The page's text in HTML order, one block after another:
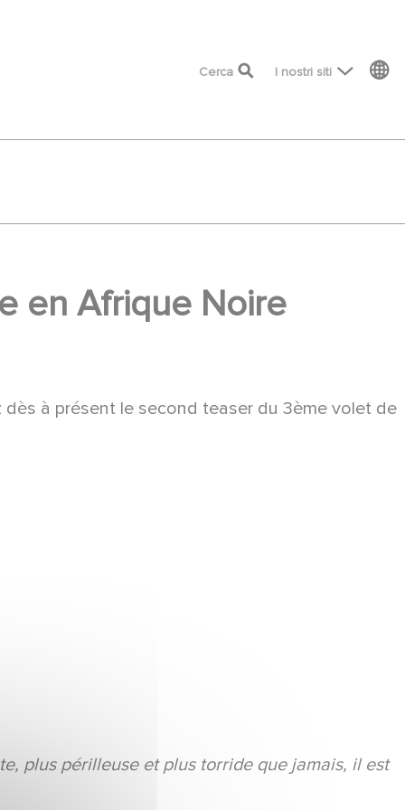
top menu
Cerca I nostri siti
en Afrique Noire
à présent le second teaser du 3ème volet de
plus périlleuse et plus torride que jamais, il est